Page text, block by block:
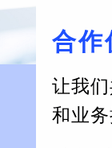
合作
让我
和业